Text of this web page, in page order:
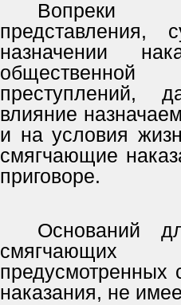
Вопреки
назначении
преступлений,
влияние
и на условия
смягчающие
приговоре.
Оснований
смягчающих
наказания, не